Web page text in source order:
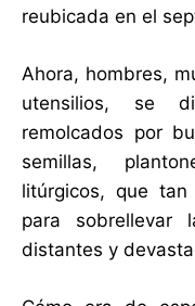
reubicada en el
Ahora, hombres,
utensilios, se
remolcados por
semillas,
litúrgicos, que tan
para sobrellevar
distantes y